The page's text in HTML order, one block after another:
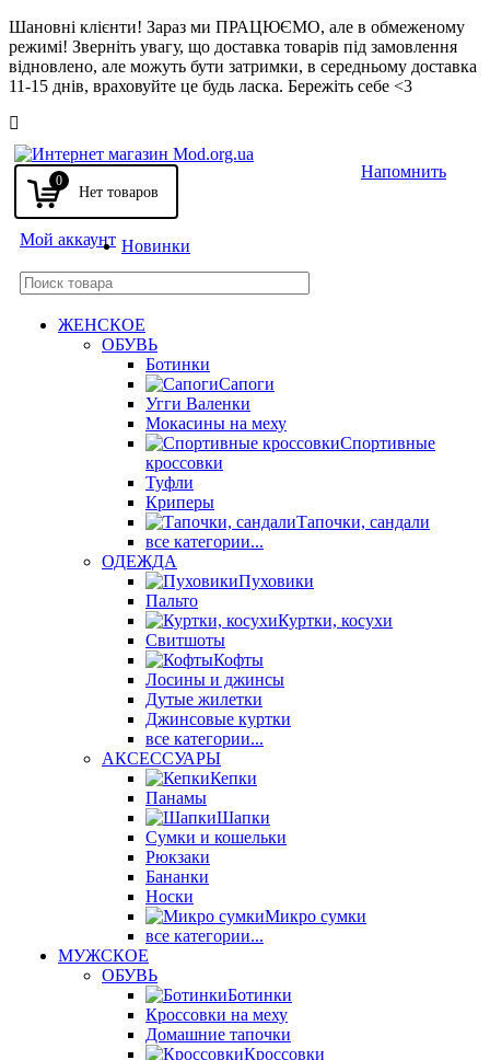
Шановні клієнти! Зараз ми ПРАЦЮЄМО, але в обмеженому
режимі! Зверніть увагу, що доставка товарів під замовлення
відновлено, але можуть бути затримки, в середньому доставка
11-15 днів, враховуйте це будь ласка. Бережіть себе <3
0
Мой аккаунт Новинки
ЖЕНСКОЕ
ОБУВЬ
Ботинки
Сапоги
Угги Валенки
Мокасины на меху
Спортивные
кроссовки
Туфли
Криперы
Тапочки, сандали
все категории...
ОДЕЖДА
Пуховики
Пальто
Куртки, косухи
Свитшоты
Кофты
Лосины и джинсы
Дутые жилетки
Джинсовые куртки
все категории...
АКСЕССУАРЫ
Кепки
Панамы
Шапки
Сумки и кошельки
Рюкзаки
Бананки
Носки
Микро сумки
все категории...
МУЖСКОЕ
ОБУВЬ
Ботинки
Кроссовки на меху
Домашние тапочки
Кроссовки
Напомнить